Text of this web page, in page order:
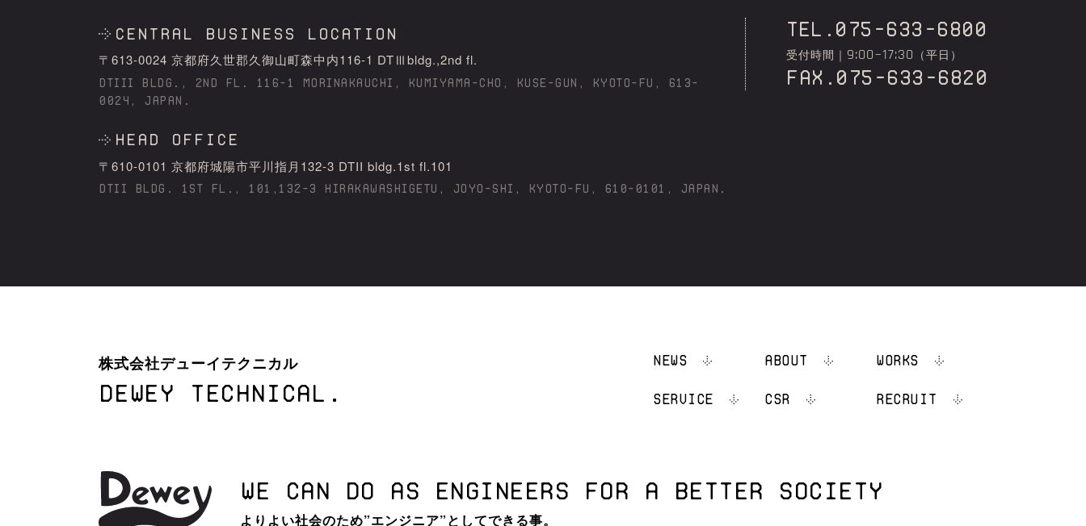
Central business location
〒613-0024 京都府久世郡久御⼭町森中内116-1 DTⅢbldg.,2nd fl.
DTIII BLDG., 2ND FL. 116-1 MORINAKAUCHI, KUMIYAMA-CHO, KUSE-GUN, KYOTO-FU, 613-
0024, JAPAN.
HEAD OFFICE
〒610-0101 京都府城陽市平川指⽉132-3 DTII bldg.1st fl.101
DTII BLDG. 1ST FL., 101,132-3 HIRAKAWASHIGETU, JOYO-SHI, KYOTO-FU, 610-0101, JAPAN.
TEL.075-633-6800
受付時間｜ 9:00~17:30 （平日）
fax.075-633-6820
株式会社デューイテクニカル
DEWEY TECHNICAL.
NEWS ABOUT WORKS
SERVICE CSR RECRUIT
WE CAN DO AS ENGINEERS FOR A BETTER SOCIETY
よりよい社会のため”エンジニア”としてできる事。